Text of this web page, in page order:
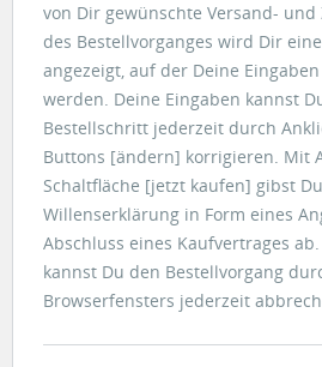
von Dir gewünschte Versand- und
des Bestellvorganges wird Dir
angezeigt, auf der Deine
werden. Deine Eingaben kannst
Bestellschritt jederzeit durch
Buttons [ändern] korrigieren. Mit
Schaltfläche [jetzt kaufen] gibst
Willenserklärung in Form eines
Abschluss eines Kaufvertrages
kannst Du den Bestellvorgang
Browserfensters jederzeit